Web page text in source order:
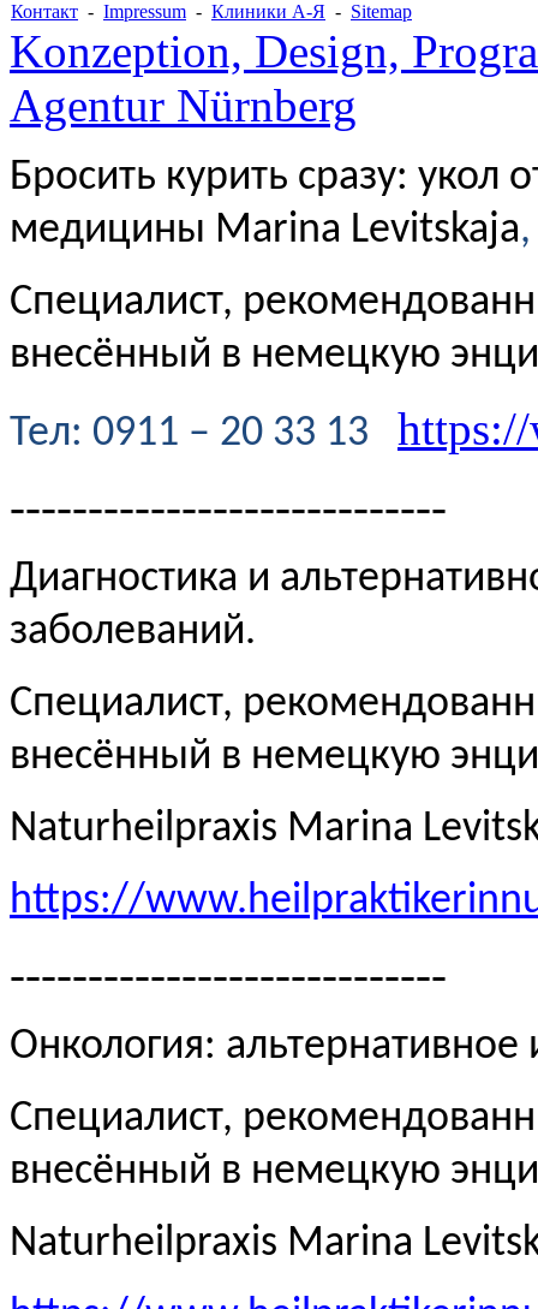
Контакт - Impressum - Клиники А-Я - Sitemap
Konzeption, Design,
Agentur Nürnberg
Бросить курить сразу: укол
медицины Marina Levitskaja,
Специалист,
внесённый в немецкую
Teл: 0911 – 20 33 13
----------------------------
Диагностика и
заболеваний.
Специалист,
внесённый в немецкую
Naturheilpraxis Marina
https://
----------------------------
Онкология:
Специалист,
внесённый в немецкую
Naturheilpraxis Marina